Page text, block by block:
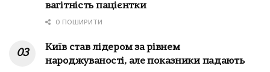
вагітність пацієнтки
0 ПОШИРИТИ
Київ став лідером за рівнем
народжуваності, але показники падають